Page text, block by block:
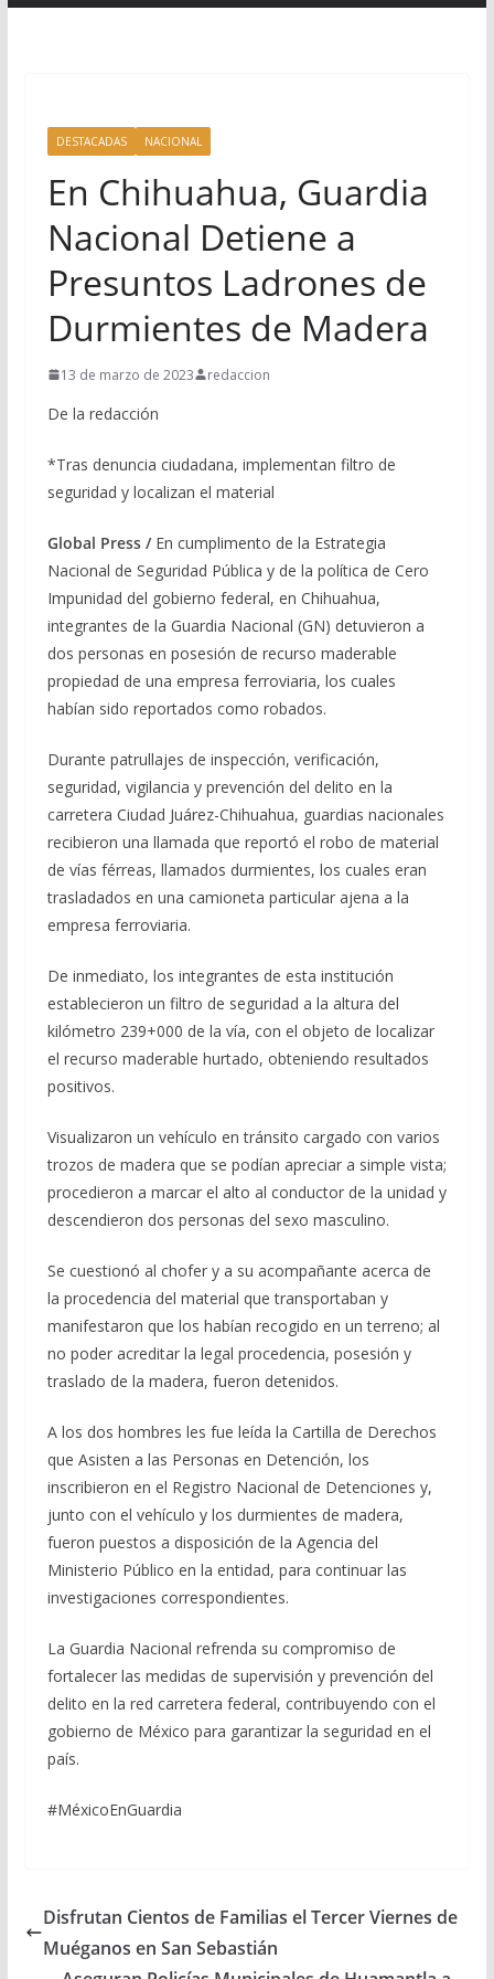
DESTACADAS NACIONAL
En Chihuahua, Guardia
Nacional Detiene a
Presuntos Ladrones de
Durmientes de Madera
13 de marzo de 2023 redaccion
De la redacción
*Tras denuncia ciudadana, implementan filtro de
seguridad y localizan el material
Global Press / En cumplimento de la Estrategia
Nacional de Seguridad Pública y de la política de Cero
Impunidad del gobierno federal, en Chihuahua,
integrantes de la Guardia Nacional (GN) detuvieron a
dos personas en posesión de recurso maderable
propiedad de una empresa ferroviaria, los cuales
habían sido reportados como robados.
Durante patrullajes de inspección, verificación,
seguridad, vigilancia y prevención del delito en la
carretera Ciudad Juárez-Chihuahua, guardias nacionales
recibieron una llamada que reportó el robo de material
de vías férreas, llamados durmientes, los cuales eran
trasladados en una camioneta particular ajena a la
empresa ferroviaria.
De inmediato, los integrantes de esta institución
establecieron un filtro de seguridad a la altura del
kilómetro 239+000 de la vía, con el objeto de localizar
el recurso maderable hurtado, obteniendo resultados
positivos.
Visualizaron un vehículo en tránsito cargado con varios
trozos de madera que se podían apreciar a simple vista;
procedieron a marcar el alto al conductor de la unidad y
descendieron dos personas del sexo masculino.
Se cuestionó al chofer y a su acompañante acerca de
la procedencia del material que transportaban y
manifestaron que los habían recogido en un terreno; al
no poder acreditar la legal procedencia, posesión y
traslado de la madera, fueron detenidos.
A los dos hombres les fue leída la Cartilla de Derechos
que Asisten a las Personas en Detención, los
inscribieron en el Registro Nacional de Detenciones y,
junto con el vehículo y los durmientes de madera,
fueron puestos a disposición de la Agencia del
Ministerio Público en la entidad, para continuar las
investigaciones correspondientes.
La Guardia Nacional refrenda su compromiso de
fortalecer las medidas de supervisión y prevención del
delito en la red carretera federal, contribuyendo con el
gobierno de México para garantizar la seguridad en el
país.
#MéxicoEnGuardia
Disfrutan Cientos de Familias el Tercer Viernes de
Muéganos en San Sebastián